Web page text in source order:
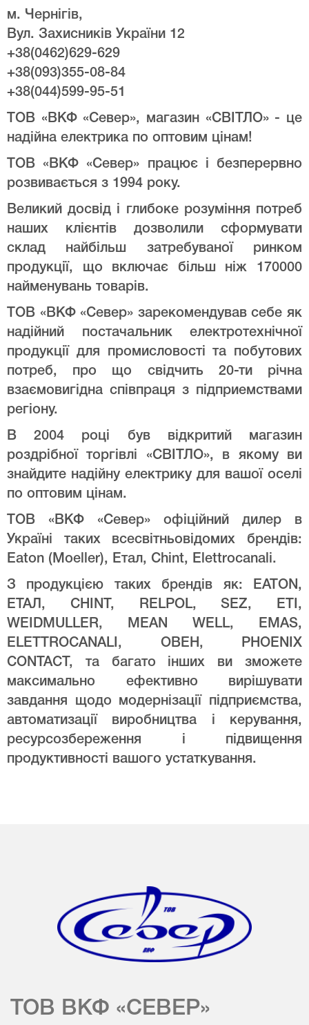
м. Чернігів,
Вул. Захисників України 12
+38(0462)629-629
+38(093)355-08-84
+38(044)599-95-51
ТОВ «ВКФ «Север», магазин «СВІТЛО» - це
надійна електрика по оптовим цінам!
ТОВ «ВКФ «Север» працює і безперервно
розвивається з 1994 року.
Великий досвід і глибоке розуміння потреб
наших клієнтів дозволили сформувати
склад найбільш затребуваної ринком
продукції, що включає більш ніж 170000
найменувань товарів.
ТОВ «ВКФ «Север» зарекомендував себе як
надійний постачальник електротехнічної
продукції для промисловості та побутових
потреб, про що свідчить 20-ти річна
взаємовигідна співпраця з підприемствами
регіону.
В 2004 році був відкритий магазин
роздрібної торгівлі «СВІТЛО», в якому ви
знайдите надійну електрику для вашої оселі
по оптовим цінам.
ТОВ «ВКФ «Север» офіційний дилер в
Україні таких всесвітньовідомих брендів:
Eaton (Moeller), Етал, Chint, Elettrocanali.
З продукцією таких брендів як: EATON,
ЕТАЛ, CHINT, RELPOL, SEZ, ETI,
WEIDMULLER, MEAN WELL, EMAS,
ELETTROCANALI, ОВЕН, PHOENIX
CONTACT, та багато інших ви зможете
максимально ефективно вирішувати
завдання щодо модернізації підприємства,
автоматизації виробництва і керування,
ресурсозбереження і підвищення
продуктивності вашого устаткування.
ТОВ ВКФ «СЕВЕР»